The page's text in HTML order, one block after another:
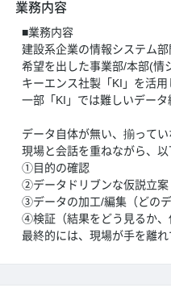
業務内容
■業務内容
建設系企業の情報システム部
希望を出した事業部/本部(情
キーエンス社製「KI」を活
一部「KI」では難しいデー
データ自体が無い、揃って
現場と会話を重ねながら、
①目的の確認
②データドリブンな仮説立案
③データの加工/編集（どの
④検証（結果をどう見るか、
最終的には、現場が手を離れ